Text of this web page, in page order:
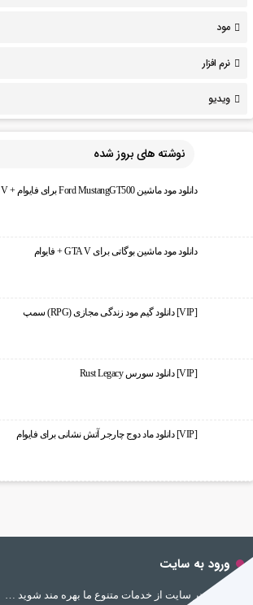
مود
نرم افزار
ویدیو
نوشته های بروز شده
دانلود مود ماشین Ford MustangGT500 برای فایوام + GTA V
دانلود مود ماشین بوگاتی برای GTA V + فایوام
[VIP] دانلود گیم مود زندگی مجازی (RPG) سمپ
[VIP] دانلود سورس Rust Legacy
[VIP] دانلود ماد دوج چارجر آتش نشانی برای فایوام
ورود به سایت
با اشتراک در سایت از خدمات متنوع ما بهره مند شوید …